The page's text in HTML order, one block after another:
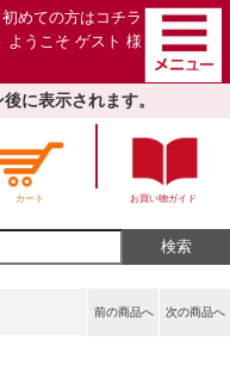
初めての方は コチラ
ようこそ ゲスト 様
に表示されます。
カート お買い物ガイド
次の商品へ
前の商品へ